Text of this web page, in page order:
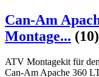
Can-Am
Montage... (10)
ATV Montagekit für
Can-Am Apache 360